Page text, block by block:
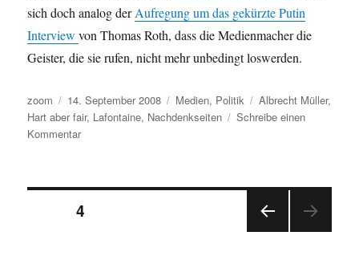
sich doch analog derAufregung um das gekürzte Putin
Interviewvon Thomas Roth, dass die Medienmacher die
Geister, die sie rufen, nicht mehr unbedingt loswerden.
Autor
zoom
Veröffentlicht
am
14. September 2008 Kategorien
Medien, Politik Schlagwörter
Albrecht Müller,
Hart aber fair, Lafontaine, Nachdenkseiten
Schreibe einen
Kommentarzu
fair?
Seitennummerierung
SEITE4